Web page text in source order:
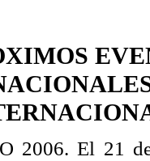
2006. El 21